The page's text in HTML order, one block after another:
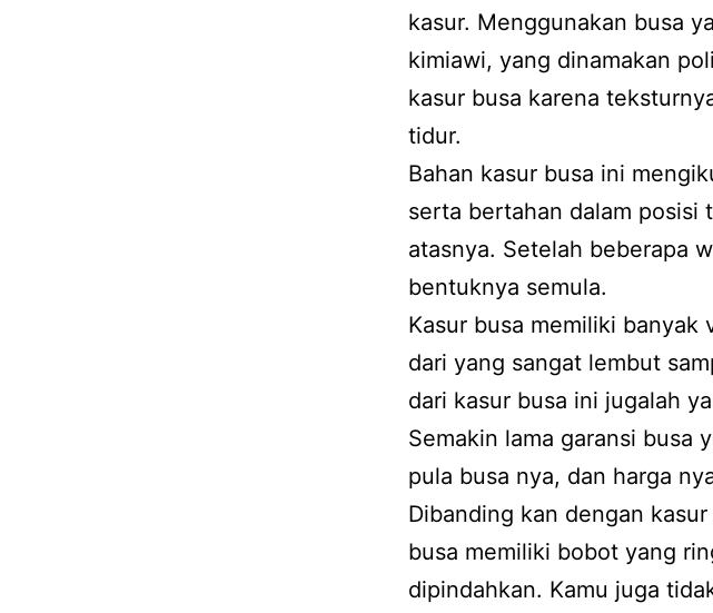
kasur. Menggunakan busa
kimiawi, yang dinamakan
kasur busa karena
tidur.
Bahan kasur busa ini
serta bertahan dalam posisi
atasnya. Setelah beberapa
bentuknya semula.
Kasur busa memiliki
dari yang sangat lembut
dari kasur busa ini jugalah
Semakin lama garansi busa
pula busa nya, dan harga
Dibanding kan dengan
busa memiliki bobot yang
dipindahkan. Kamu juga